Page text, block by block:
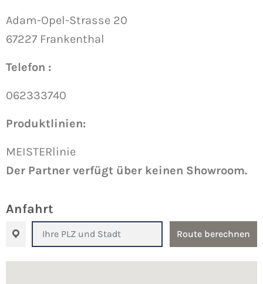
Adam-Opel-Strasse 20
67227 Frankenthal
Telefon :
062333740
Produktlinien:
MEISTERlinie
Der Partner verfügt über keinen Showroom.
Anfahrt